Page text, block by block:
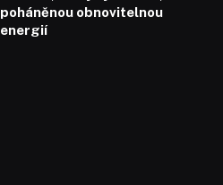
poháněnou obnovitelnou
energií